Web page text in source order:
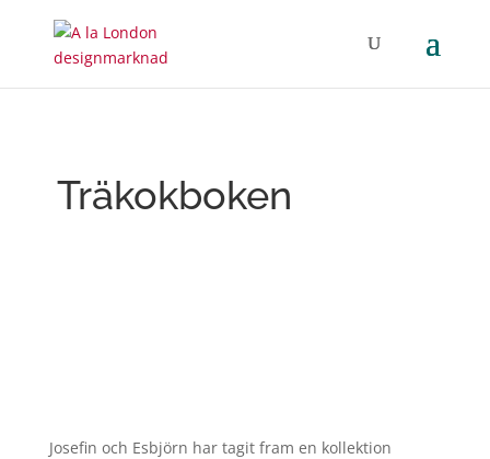
Träkokboken
Josefin och Esbjörn har tagit fram en kollektion